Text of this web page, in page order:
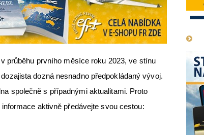
prvního měsíce roku 2023, ve stínu
dozná nesnadno předpokládaný vývoj.
společně s případnými aktualitami. Proto
aktivně předávejte svou cestou:
1